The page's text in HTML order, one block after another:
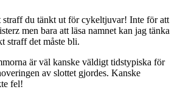
straff du tänkt ut för cykeltjuvar! Inte för att
men bara att läsa namnet kan jag tänka
straff det måste bli.
är väl kanske väldigt tidstypiska för
av slottet gjordes. Kanske
fel!